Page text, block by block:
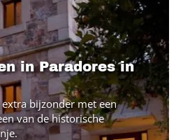
in Paradores in
bijzonder met een
van de historische